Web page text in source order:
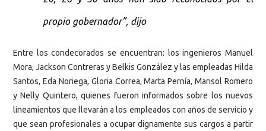
propio gobernador”, dijo
Entre los condecorados se encuentran: los ingenieros Manuel
Mora, Jackson Contreras y Belkis González y las empleadas Hilda
Santos, Eda Noriega, Gloria Correa, Marta Pernía, Marisol Romero
y Nelly Quintero, quienes fueron informados sobre los nuevos
lineamientos que llevarán a los empleados con años de servicio y
que sean profesionales a ocupar dignamente sus cargos a partir